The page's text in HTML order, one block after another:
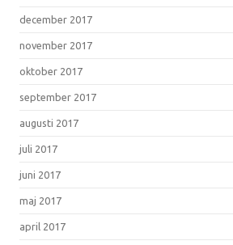
december 2017
november 2017
oktober 2017
september 2017
augusti 2017
juli 2017
juni 2017
maj 2017
april 2017